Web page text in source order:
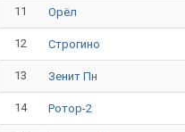
11 Орёл
12 Строгино
13 Зенит Пн
14 Ротор-2